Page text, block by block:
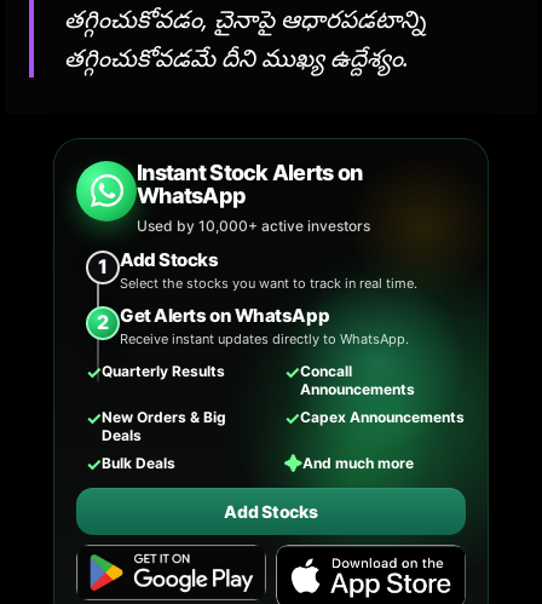
తగ్గించుకోవడం, చైనాపై ఆధారపడటాన్ని
తగ్గించుకోవడమే దీని ముఖ్య ఉద్దేశ్యం.
Instant Stock Alerts on
WhatsApp
Used by 10,000+ active investors
1 Add Stocks
Select the stocks you want to track in real time.
2 Get Alerts on WhatsApp
Receive instant updates directly to WhatsApp.
✓Quarterly Results ✓Concall
Announcements
✓New Orders & Big
Deals
✓Capex Announcements
✓Bulk Deals ✦And much more
Add Stocks